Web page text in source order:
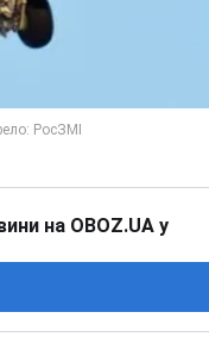
на OBOZ.UA у